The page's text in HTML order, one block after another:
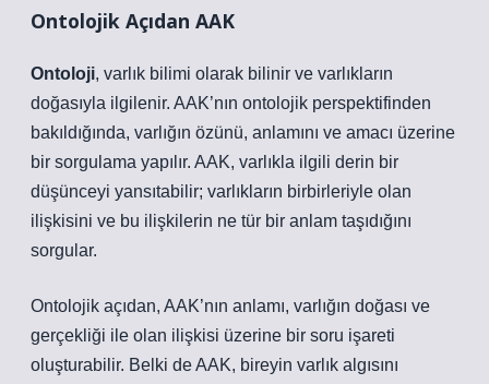
Ontolojik Açıdan AAK
Ontoloji, varlık bilimi olarak bilinir ve varlıkların
doğasıyla ilgilenir. AAK’nın ontolojik perspektifinden
bakıldığında, varlığın özünü, anlamını ve amacı üzerine
bir sorgulama yapılır. AAK, varlıkla ilgili derin bir
düşünceyi yansıtabilir; varlıkların birbirleriyle olan
ilişkisini ve bu ilişkilerin ne tür bir anlam taşıdığını
sorgular.
Ontolojik açıdan, AAK’nın anlamı, varlığın doğası ve
gerçekliği ile olan ilişkisi üzerine bir soru işareti
oluşturabilir. Belki de AAK, bireyin varlık algısını